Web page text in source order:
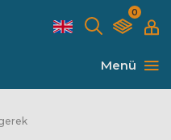
0
Menü